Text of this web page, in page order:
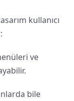
kullanıcı
ve
bile